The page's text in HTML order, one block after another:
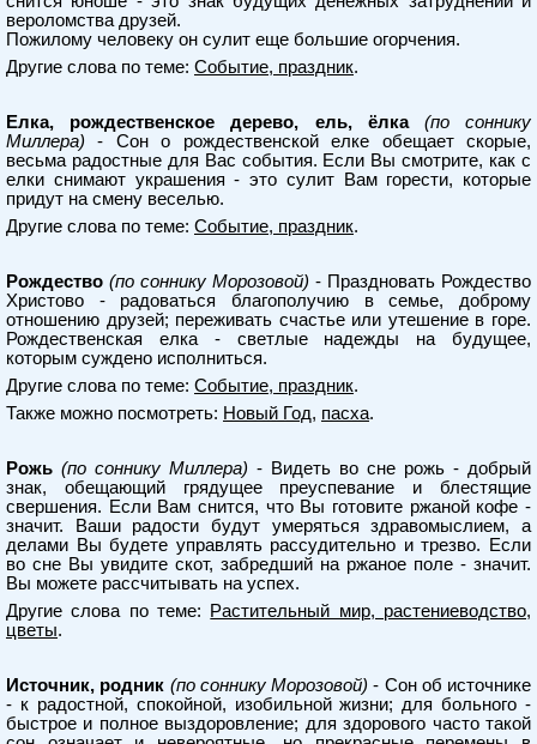
вероломства друзей.
Пожилому человеку он сулит еще большие огорчения.
Другие слова по теме: Событие, праздник.
Елка, рождественское дерево, ель, ёлка
(по соннику
Миллера) - Сон о рождественской елке обещает скорые,
весьма радостные для Вас события. Если Вы смотрите, как с
елки снимают украшения - это сулит Вам горести, которые
придут на смену веселью.
Другие слова по теме: Событие, праздник.
Рождество (по соннику Морозовой) - Праздновать Рождество
Христово - радоваться благополучию в семье, доброму
отношению друзей; переживать счастье или утешение в горе.
Рождественская елка - светлые надежды на будущее,
которым суждено исполниться.
Другие слова по теме: Событие, праздник.
Также можно посмотреть: Новый Год, пасха.
Рожь (по соннику Миллера) - Видеть во сне рожь - добрый
знак, обещающий грядущее преуспевание и блестящие
свершения. Если Вам снится, что Вы готовите ржаной кофе -
значит. Ваши радости будут умеряться здравомыслием, а
делами Вы будете управлять рассудительно и трезво. Если
во сне Вы увидите скот, забредший на ржаное поле - значит.
Вы можете рассчитывать на успех.
Другие слова по теме:
Растительный мир, растениеводство,
цветы.
Источник, родник (по соннику Морозовой) - Сон об источнике
- к радостной, спокойной, изобильной жизни; для больного -
быстрое и полное выздоровление; для здорового часто такой